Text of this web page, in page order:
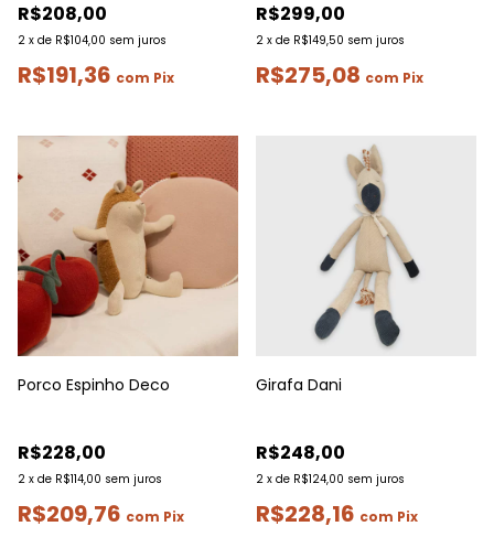
R$208,00
2 x de R$104,00 sem juros
R$191,36 com Pix
R$299,00
2 x de R$149,50 sem juros
R$275,08 com Pix
Porco Espinho Deco
R$228,00
2 x de R$114,00 sem juros
R$209,76 com Pix
Girafa Dani
R$248,00
2 x de R$124,00 sem juros
R$228,16 com Pix